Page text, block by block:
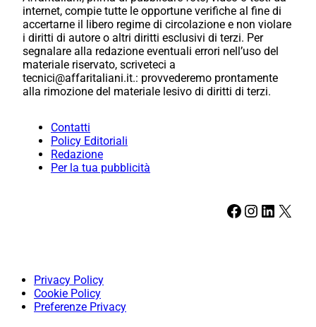
internet, compie tutte le opportune verifiche al fine di
accertarne il libero regime di circolazione e non violare
i diritti di autore o altri diritti esclusivi di terzi. Per
segnalare alla redazione eventuali errori nell’uso del
materiale riservato, scriveteci a
tecnici@affaritaliani.it.: provvederemo prontamente
alla rimozione del materiale lesivo di diritti di terzi.
Contatti
Policy Editoriali
Redazione
Per la tua pubblicità
Facebook Instagram LinkedIn X
Privacy Policy
Cookie Policy
Preferenze Privacy